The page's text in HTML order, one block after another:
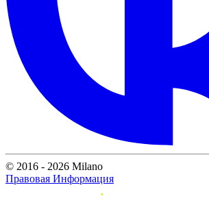
© 2016 - 2026 Milano
Правовая Информация